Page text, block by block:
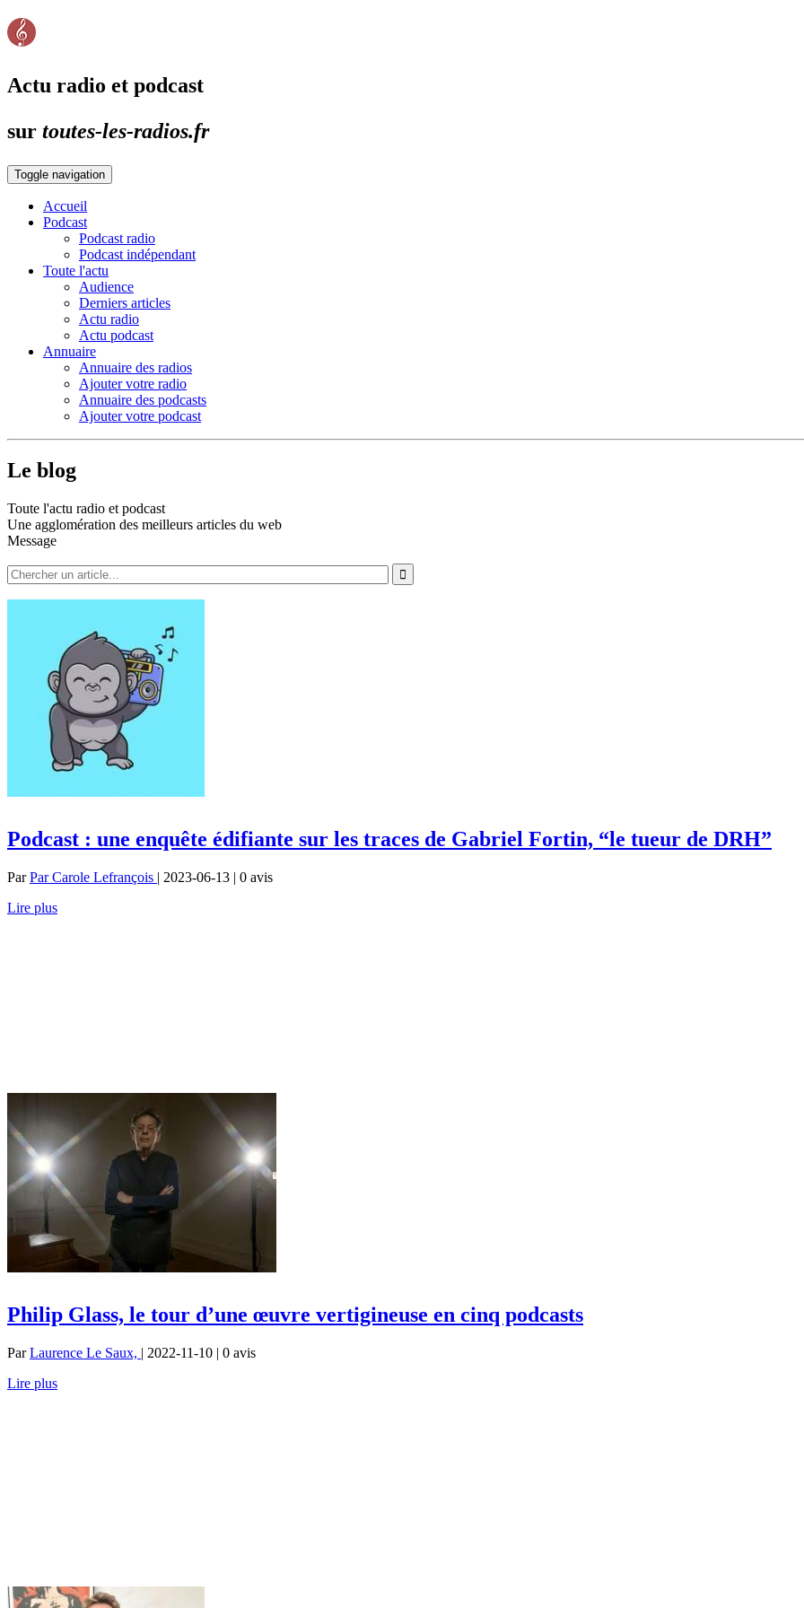
Actu radio et podcast
sur toutes-les-radios.fr
Toggle navigation
Accueil
Podcast
Podcast radio
Podcast indépendant
Toute l'actu
Audience
Derniers articles
Actu radio
Actu podcast
Annuaire
Annuaire des radios
Ajouter votre radio
Annuaire des podcasts
Ajouter votre podcast
Le blog
Toute l'actu radio et podcast
Une agglomération des meilleurs articles du web
Message
Podcast : une enquête édifiante sur les traces de Gabriel Fortin, “le tueur de DRH”
ParPar Carole Lefrançois | 2023-06-13 | 0 avis
Lire plus
Philip Glass, le tour d’une œuvre vertigineuse en cinq podcasts
ParLaurence Le Saux, | 2022-11-10 | 0 avis
Lire plus